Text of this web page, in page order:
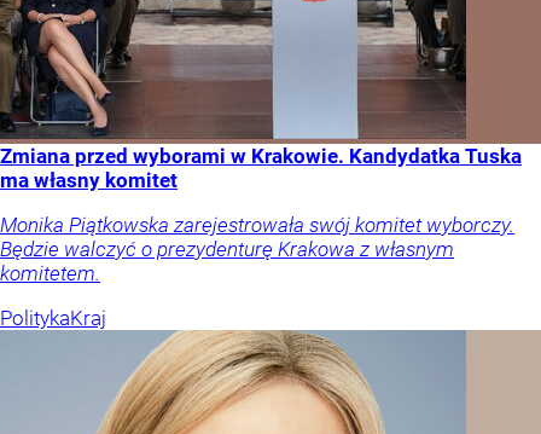
Zmiana przed wyborami w Krakowie. Kandydatka Tuska
ma własny komitet
Monika Piątkowska zarejestrowała swój komitet wyborczy.
Będzie walczyć o prezydenturę Krakowa z własnym
komitetem.
PolitykaKraj